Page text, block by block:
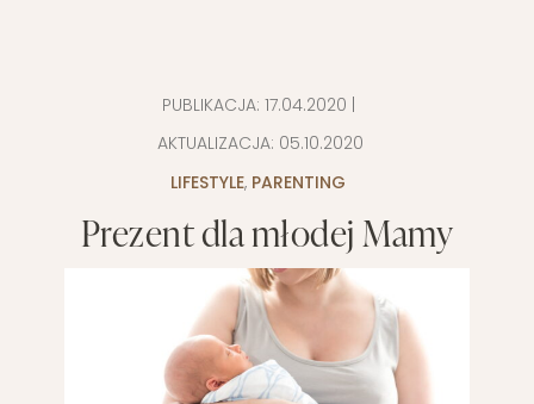
PUBLIKACJA: 17.04.2020
AKTUALIZACJA: 05.10.2020
LIFESTYLE, PARENTING
Prezent dla młodej Mamy